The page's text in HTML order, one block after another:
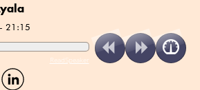
21:15
ReadSpeaker
Compartir
por